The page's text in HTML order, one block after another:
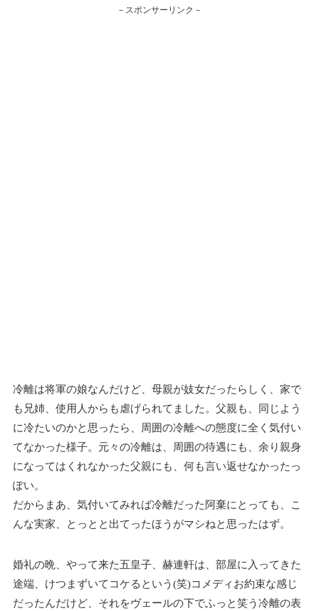
－スポンサーリンク－
冷離は将軍の娘なんだけど、母親が妓女だったらしく、家で
も兄姉、使用人からも虐げられてました。父親も、同じよう
に冷たいのかと思ったら、周囲の冷離への態度に全く気付い
てなかった様子。元々の冷離は、周囲の待遇にも、余り親身
になってはくれなかった父親にも、何も言い返せなかったっ
ぽい。
だからまあ、気付いてみれば冷離だった阿棄にとっても、こ
んな実家、とっとと出てったほうがマシねと思ったはず。
婚礼の晩、やって来た五皇子、赫連軒は、部屋に入ってきた
途端、けつまずいてコケるという(笑)コメディお約束な感じ
だったんだけど、それをヴェールの下でふっと笑う冷離の表